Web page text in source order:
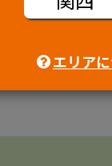
エリア